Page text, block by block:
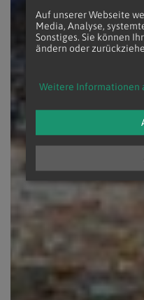
Auf unserer Webseite
Media, Analyse,
Sonstiges. Sie können
ändern oder
Weitere Informationen